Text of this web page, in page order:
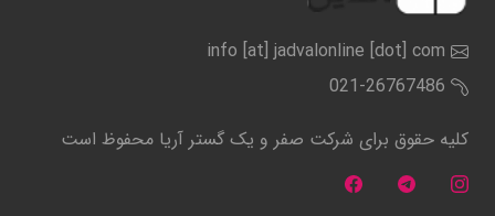
info [at] jadvalonline [dot] com
021-26767486
کلیه حقوق برای شرکت صفر و یک گستر آریا محفوظ است